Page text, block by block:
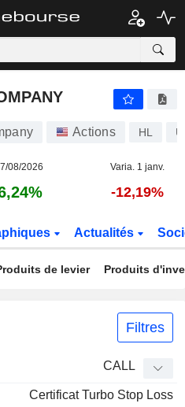
Actions HL
08/2026 Varia. 1 janv.
-12,19%
Actualités
de levier Produits
Filtres
Elasticité Levier Parité
CALL
Certificat Turbo Stop Loss